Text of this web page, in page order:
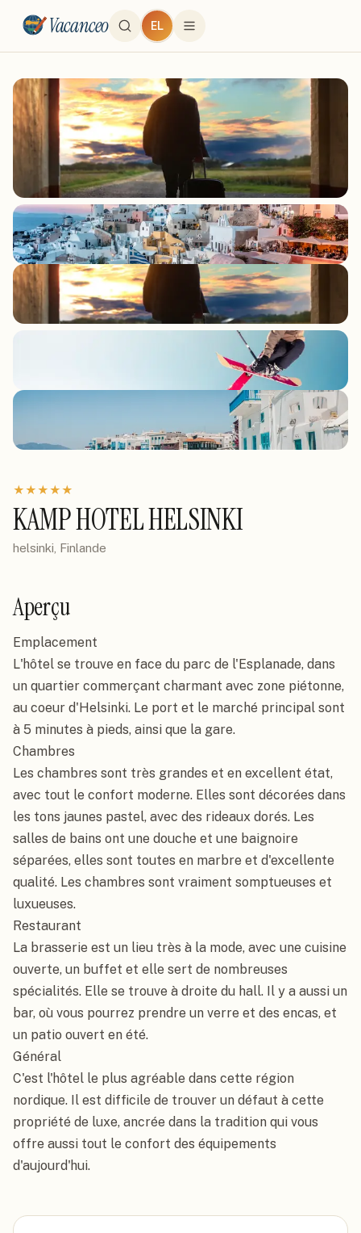
Vacanceo EL
★★★★★
KAMP HOTEL HELSINKI
helsinki, Finlande
Aperçu
Emplacement
L'hôtel se trouve en face du parc de l'Esplanade, dans
un quartier commerçant charmant avec zone piétonne,
au coeur d'Helsinki. Le port et le marché principal sont
à 5 minutes à pieds, ainsi que la gare.
Chambres
Les chambres sont très grandes et en excellent état,
avec tout le confort moderne. Elles sont décorées dans
les tons jaunes pastel, avec des rideaux dorés. Les
salles de bains ont une douche et une baignoire
séparées, elles sont toutes en marbre et d'excellente
qualité. Les chambres sont vraiment somptueuses et
luxueuses.
Restaurant
La brasserie est un lieu très à la mode, avec une cuisine
ouverte, un buffet et elle sert de nombreuses
spécialités. Elle se trouve à droite du hall. Il y a aussi un
bar, où vous pourrez prendre un verre et des encas, et
un patio ouvert en été.
Général
C'est l'hôtel le plus agréable dans cette région
nordique. Il est difficile de trouver un défaut à cette
propriété de luxe, ancrée dans la tradition qui vous
offre aussi tout le confort des équipements
d'aujourd'hui.